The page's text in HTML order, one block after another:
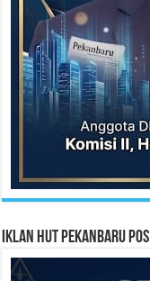
Iklan HUT Pekanbaru Pos